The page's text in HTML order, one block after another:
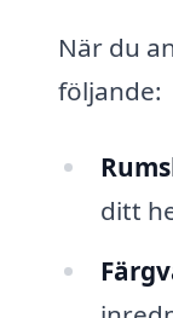
När du
följande:
ditt